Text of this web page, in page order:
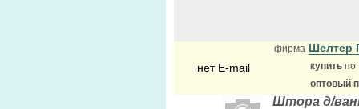
нет E-mail
фирма Шелтер
купить по
оптовый
Штора д/